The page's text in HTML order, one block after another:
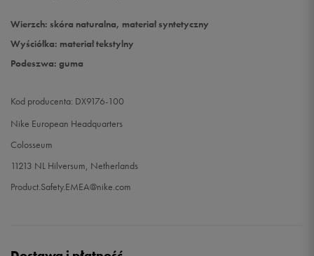
44 28,5 cm
Wierzch: skóra naturalna, materiał syntetyczny
Wyściółka: materiał tekstylny
Podeszwa: guma
Kod producenta: DX9176-100
Nike European Headquarters
Colosseum
11213 NL Hilversum, Netherlands
Product.Safety.EMEA@nike.com